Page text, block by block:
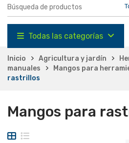
Todas las categorías
Inicio Agricultura y jardín
manuales
Mangos para
rastrillos
Mangos para